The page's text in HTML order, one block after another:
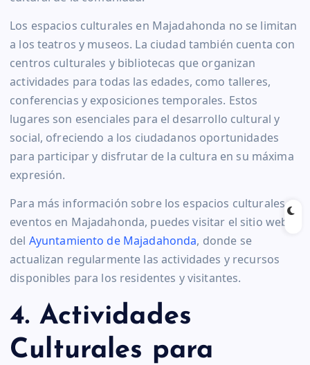
Los espacios culturales en Majadahonda no se limitan
a los teatros y museos. La ciudad también cuenta con
centros culturales y bibliotecas que organizan
actividades para todas las edades, como talleres,
conferencias y exposiciones temporales. Estos
lugares son esenciales para el desarrollo cultural y
social, ofreciendo a los ciudadanos oportunidades
para participar y disfrutar de la cultura en su máxima
expresión.
Para más información sobre los espacios culturales y
eventos en Majadahonda, puedes visitar el sitio web
del Ayuntamiento de Majadahonda, donde se
actualizan regularmente las actividades y recursos
disponibles para los residentes y visitantes.
4. Actividades
Culturales para